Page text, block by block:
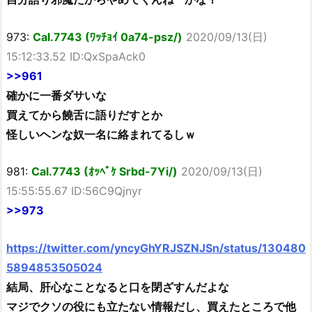
973: Cal.7743 (ﾜｯﾁｮｲ 0a74-psz/) 2020/09/13(日)
15:12:33.52 ID:QxSpaAck0
>>961
確かに一番ダサいな
買えてから饒舌に語りだすとか
怪しいヘンな奴一名に絡まれてるしｗ
981: Cal.7743 (ｵｯﾍﾟｹ Srbd-7Yi/) 2020/09/13(日)
15:55:55.67 ID:56C9Qjnyr
>>973
https://twitter.com/yncyGhYRJSZNJSn/status/130480
5894853505024
結局、肝心なことなると口を閉ざすんだよな
マジでクソの役にも立たない情報だし、買えたところで他